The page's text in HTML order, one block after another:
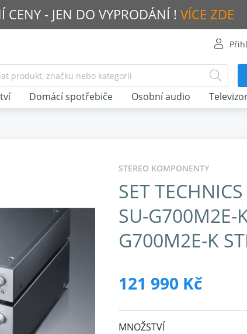
CENY - JEN DO VYPRODÁNÍ ! VÍCE ZDE
STEREO KOMPONENTY
SET
SU-G700M2E-
G700M2E-K
121 990 Kč
MNOŽSTVÍ
Domácí spotřebiče Osobní audio